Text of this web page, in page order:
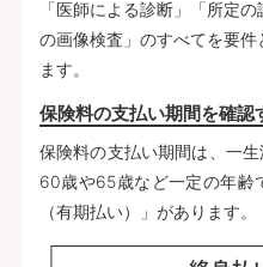
「医師による診断」「所定
の画像検査」のすべてを要
ます。
保険料の支払い期間を確認
保険料の支払い期間は、一生
60歳や65歳など一定の年齢
（有期払い）」があります。